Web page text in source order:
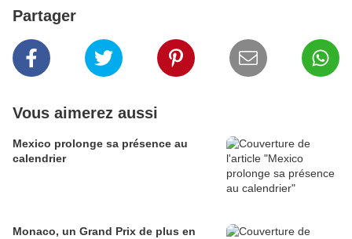
Partager
Vous aimerez aussi
Mexico prolonge sa présence au
calendrier
Monaco, un Grand Prix de plus en